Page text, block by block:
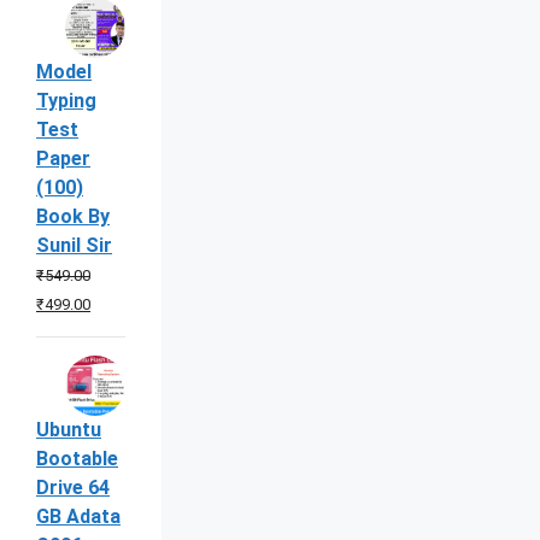
₹299.00.₹191.00.
Model
Typing
Test
Paper
(100)
Book By
Sunil Sir
₹549.00
Original
₹549.00.
₹499.00Current
is:
₹499.00.
Ubuntu
Bootable
Drive 64
GB Adata